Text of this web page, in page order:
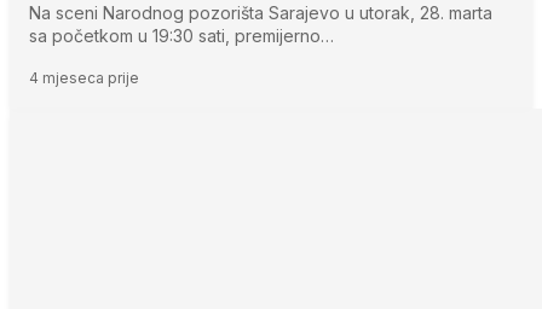
Na sceni Narodnog pozorišta Sarajevo u utorak, 28. marta
sa početkom u 19:30 sati, premijerno…
4 mjeseca prije